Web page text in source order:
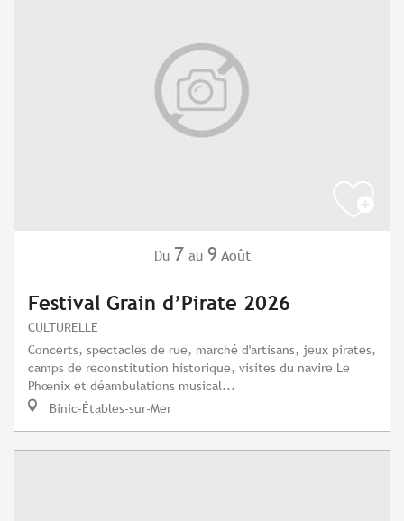
Du 7 au 9 Août
Festival Grain d’Pirate 2026
CULTURELLE
Concerts, spectacles de rue, marché d'artisans, jeux pirates,
camps de reconstitution historique, visites du navire Le
Phœnix et déambulations musical...
Binic-Étables-sur-Mer